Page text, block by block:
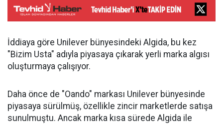
İddiaya göre Unilever bünyesindeki Algida, bu kez
"Bizim Usta" adıyla piyasaya çıkarak yerli marka algısı
oluşturmaya çalışıyor.
Daha önce de "Oando" markası Unilever bünyesinde
piyasaya sürülmüş, özellikle zincir marketlerde satışa
sunulmuştu. Ancak marka kısa sürede Algida ile